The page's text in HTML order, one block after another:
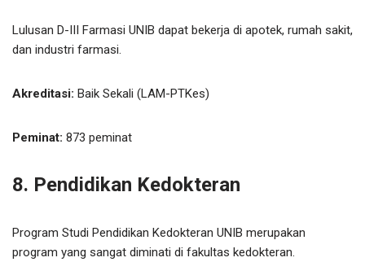
Lulusan D-III Farmasi UNIB dapat bekerja di apotek, rumah sakit,
dan industri farmasi.
Akreditasi: Baik Sekali (LAM-PTKes)
Peminat: 873 peminat
8. Pendidikan Kedokteran
Program Studi Pendidikan Kedokteran UNIB merupakan
program yang sangat diminati di fakultas kedokteran.